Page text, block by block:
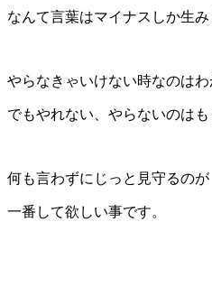
なんて言葉はマイナスしか生み
やらなきゃいけない時なのはわ
でもやれない、やらないのはも
何も言わずにじっと見守るのが
一番して欲しい事です。